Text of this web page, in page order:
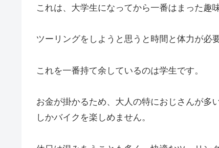
これは、大学生になってから一番はまった趣
ツーリングをしようと思うと時間と体力が必
これを一番持て余しているのは学生です。
お金が掛かるため、大人の特におじさんが多
しかバイクを楽しめません。